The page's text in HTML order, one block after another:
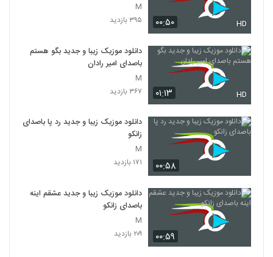
۰۰:۵۰ HD
M
۳۹۵ بازدید
۰۱:۱۳ HD
دانلود موزیک زیبا و جدید بگو هستم
باصدای امیر رادان
M
۳۶۷ بازدید
۰۰:۵۸
دانلود موزیک زیبا و جدید رد پا باصدای
زانکو
M
۱۷۱ بازدید
۰۰:۵۹
دانلود موزیک زیبا و جدید عشقم اینه
باصدای زانکو
M
۲۰۹ بازدید